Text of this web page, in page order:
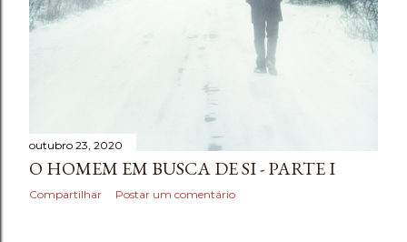
e
outubro 23, 2020
O HOMEM EM BUSCA DE SI - PARTE I
Compartilhar Postar um comentário